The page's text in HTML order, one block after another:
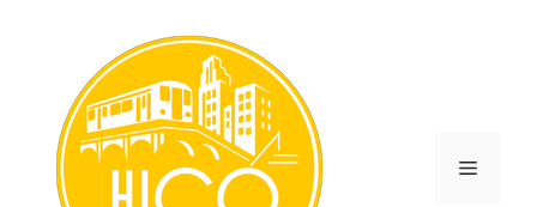
contenido
Menú